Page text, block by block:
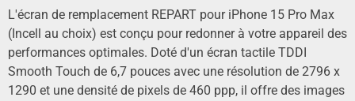
L'écran de remplacement REPART pour iPhone 15 Pro Max
(Incell au choix) est conçu pour redonner à votre appareil des
performances optimales. Doté d'un écran tactile TDDI
Smooth Touch de 6,7 pouces avec une résolution de 2796 x
1290 et une densité de pixels de 460 ppp, il offre des images